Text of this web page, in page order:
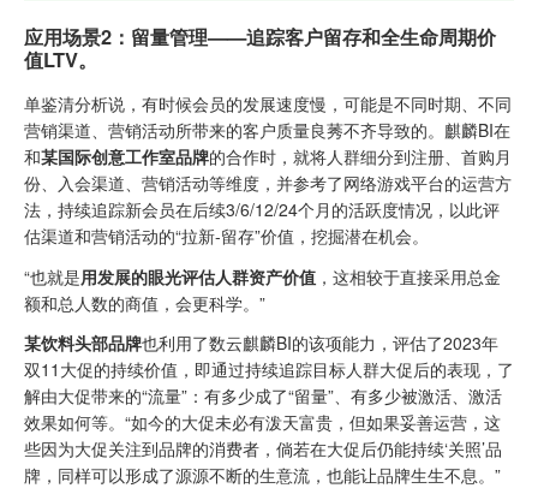
应用场景2：留量管理——追踪客户留存和全生命周期价
值LTV。
单鉴清分析说，有时候会员的发展速度慢，可能是不同时期、不同
营销渠道、营销活动所带来的客户质量良莠不齐导致的。麒麟BI在
和某国际创意工作室品牌的合作时，就将人群细分到注册、首购月
份、入会渠道、营销活动等维度，并参考了网络游戏平台的运营方
法，持续追踪新会员在后续3/6/12/24个月的活跃度情况，以此评
估渠道和营销活动的“拉新-留存”价值，挖掘潜在机会。
“也就是用发展的眼光评估人群资产价值 ，这相较于直接采用总金
额和总人数的商值，会更科学。”
某饮料头部品牌也利用了数云麒麟BI的该项能力，评估了2023年
双11大促的持续价值，即通过持续追踪目标人群大促后的表现，了
解由大促带来的“流量”：有多少成了“留量”、有多少被激活、激活
效果如何等。“如今的大促未必有泼天富贵，但如果妥善运营，这
些因为大促关注到品牌的消费者，倘若在大促后仍能持续‘关照’品
牌，同样可以形成了源源不断的生意流，也能让品牌生生不息。”